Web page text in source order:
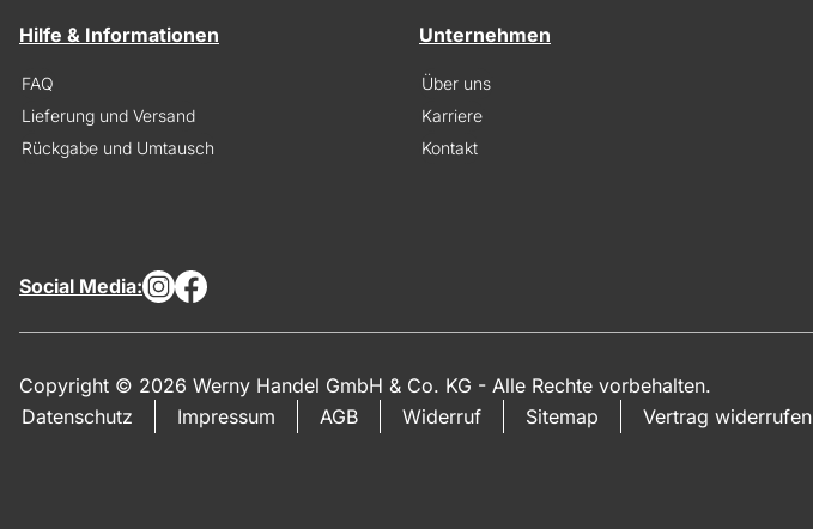
Hilfe & Informationen
FAQ
Lieferung und Versand
Rückgabe und Umtausch
Unternehmen
Über uns
Karriere
Kontakt
Social Media:
Copyright © 2026 Werny Handel GmbH & Co. KG - Alle Rechte vorbehalten.
Datenschutz
Impressum AGB Widerruf Sitemap Vertrag widerrufen